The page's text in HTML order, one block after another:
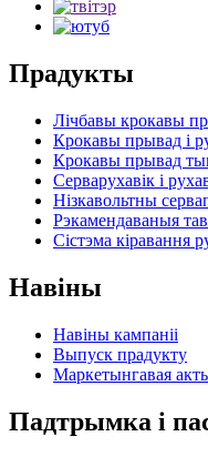
Прадукты
Лічбавы крокавы
Крокавы прывад і
Крокавы прывад
Серварухавік і
Нізкавольтны
Рэкамендаваныя
Сістэма кіравання
Навіны
Навіны кампаніі
Выпуск прадукту
Маркетынгавая
Падтрымка і